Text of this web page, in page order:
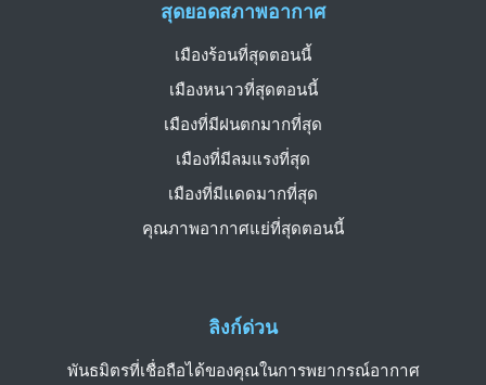
ลิงก์ด่วน
พันธมิตรที่เชื่อถือได้ของคุณในการพยากรณ์อากาศ
สุดยอดสภาพอากาศ
เมืองร้อนที่สุดตอนนี้
เมืองหนาวที่สุดตอนนี้
เมืองที่มีฝนตกมากที่สุด
เมืองที่มีลมแรงที่สุด
เมืองที่มีแดดมากที่สุด
คุณภาพอากาศแย่ที่สุดตอนนี้